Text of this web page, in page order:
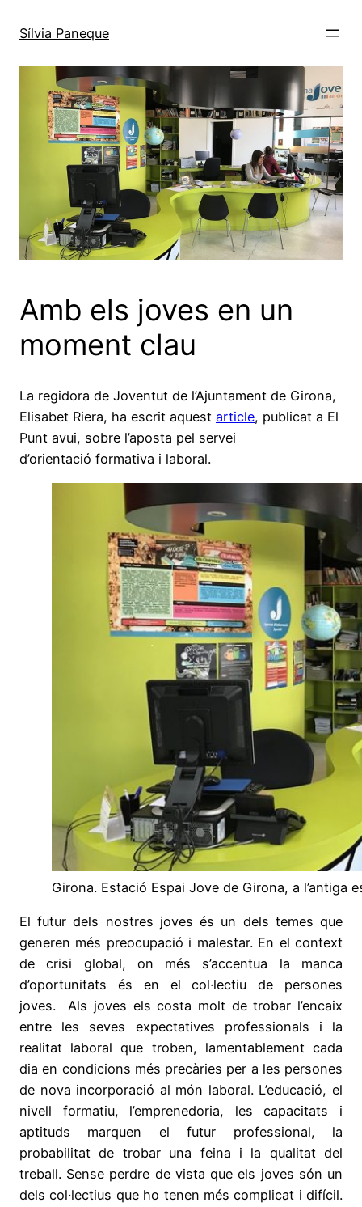
Sílvia Paneque
Amb els joves en un
moment clau
La regidora de Joventut de l’Ajuntament de Girona,
Elisabet Riera, ha escrit aquest article, publicat a El
Punt avui, sobre l’aposta pel servei
d’orientació formativa i laboral.
Girona. Estació Espai Jove de Girona, a l’antiga
El futur dels nostres joves és un dels temes que
generen més preocupació i malestar. En el context
de crisi global, on més s’accentua la manca
d’oportunitats és en el col·lectiu de persones
joves. Als joves els costa molt de trobar l’encaix
entre les seves expectatives professionals i la
realitat laboral que troben, lamentablement cada
dia en condicions més precàries per a les persones
de nova incorporació al món laboral. L’educació, el
nivell formatiu, l’emprenedoria, les capacitats i
aptituds marquen el futur professional, la
probabilitat de trobar una feina i la qualitat del
treball. Sense perdre de vista que els joves són un
dels col·lectius que ho tenen més complicat i difícil.